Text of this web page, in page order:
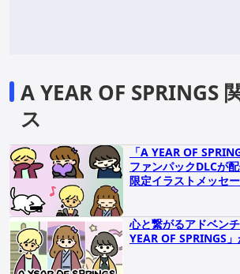
A YEAR OF SPRINGS
ス
「A YEAR OF
ファンパックDLCが
限定イラストメッセ
心と繋がるアドベン
YEAR OF SPRINGS